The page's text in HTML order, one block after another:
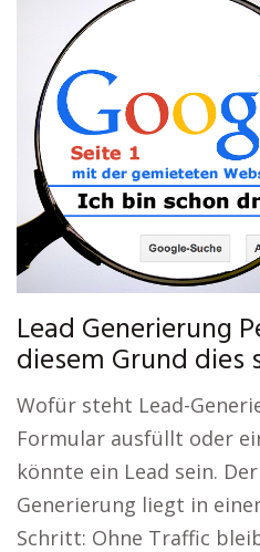
Lead Generierung
diesem Grund dies
Wofür steht Lead-
Formular ausfüllt oder
könnte ein Lead sein.
Generierung liegt in
Schritt: Ohne Traffic